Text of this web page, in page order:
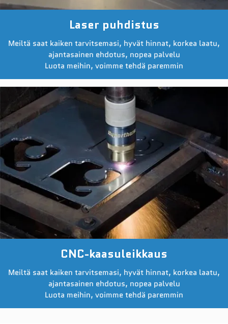
Laser puhdistus
Meiltä saat kaiken tarvitsemasi, hyvät hinnat, korkea laatu,
ajantasainen ehdotus, nopea palvelu
Luota meihin, voimme tehdä paremmin
CNC-kaasuleikkaus
Meiltä saat kaiken tarvitsemasi, hyvät hinnat, korkea laatu,
ajantasainen ehdotus, nopea palvelu
Luota meihin, voimme tehdä paremmin